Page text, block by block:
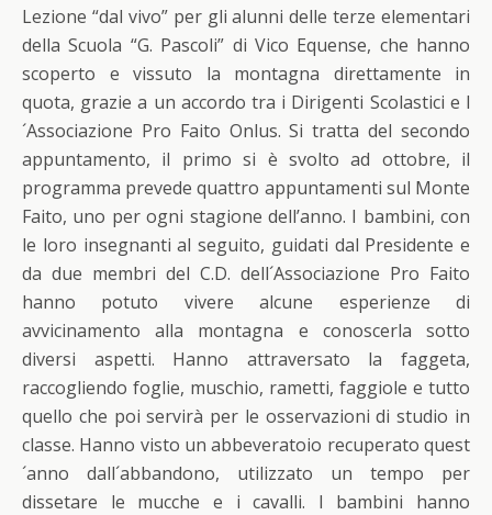
Lezione “dal vivo” per gli alunni delle terze elementari
della Scuola “G. Pascoli” di Vico Equense, che hanno
scoperto e vissuto la montagna direttamente in
quota, grazie a un accordo tra i Dirigenti Scolastici e l
´Associazione Pro Faito Onlus. Si tratta del secondo
appuntamento, il primo si è svolto ad ottobre, il
programma prevede quattro appuntamenti sul Monte
Faito, uno per ogni stagione dell’anno. I bambini, con
le loro insegnanti al seguito, guidati dal Presidente e
da due membri del C.D. dell´Associazione Pro Faito
hanno potuto vivere alcune esperienze di
avvicinamento alla montagna e conoscerla sotto
diversi aspetti. Hanno attraversato la faggeta,
raccogliendo foglie, muschio, rametti, faggiole e tutto
quello che poi servirà per le osservazioni di studio in
classe. Hanno visto un abbeveratoio recuperato quest
´anno dall´abbandono, utilizzato un tempo per
dissetare le mucche e i cavalli. I bambini hanno